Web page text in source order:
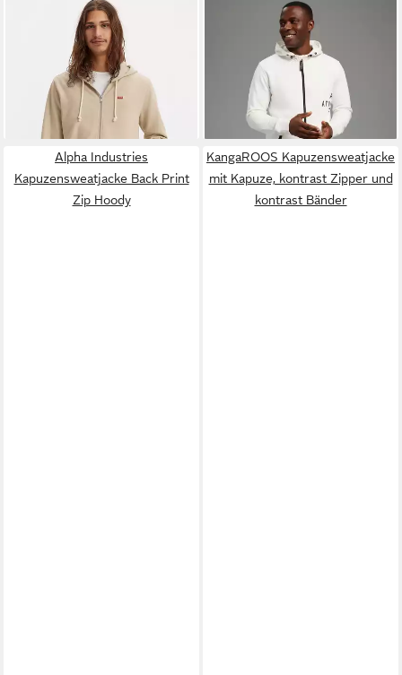
Kapuzensweatjacke
NEW ORIGINAL ZIP UP mit
Logo-Stickerei und
Kängurutasche
ab 61,99 € UVP69,95 €
KANGAROOS
Kapuzensweatjacke mit
Kapuze, mit regulierbarem
Elastikband an der Kapuze
ab 30,80 € UVP49,99 €
Alpha Industries
Kapuzensweatjacke Back Print
Zip Hoody
KangaROOS Kapuzensweatjacke
mit Kapuze, kontrast Zipper und
kontrast Bänder